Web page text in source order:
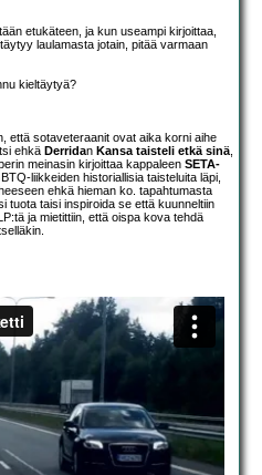
etukäteen, ja kun useampi kirjoittaa,
laulamasta jotain, pitää varmaan
kieltäytyä?
että sotaveteraanit ovat aika korni aihe
ehkä Derridan Kansa taisteli etkä sinä,
meinasin kirjoittaa kappaleen SETA-
liikkeiden historiallisia taisteluita läpi,
ehkä hieman ko. tapahtumasta
tuota taisi inspiroida se että kuunneltiin
ja mietittiin, että oispa kova tehdä